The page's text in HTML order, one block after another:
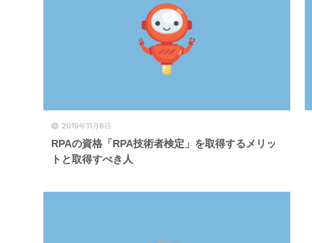
2019年11月6日
RPAの資格「RPA技術者検定」を取得するメリッ
トと取得すべき人